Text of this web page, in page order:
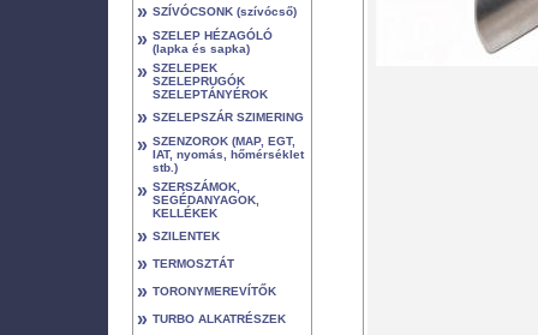
» SZÍVÓCSONK (szívócső)
» SZELEP HÉZAGÓLÓ
(lapka és sapka)
» SZELEPEK
SZELEPRUGÓK
SZELEPTÁNYÉROK
» SZELEPSZÁR SZIMERING
» SZENZOROK (MAP, EGT,
IAT, nyomás, hőmérséklet
stb.)
» SZERSZÁMOK,
SEGÉDANYAGOK,
KELLÉKEK
» SZILENTEK
» TERMOSZTÁT
» TORONYMEREVÍTŐK
» TURBO ALKATRÉSZEK